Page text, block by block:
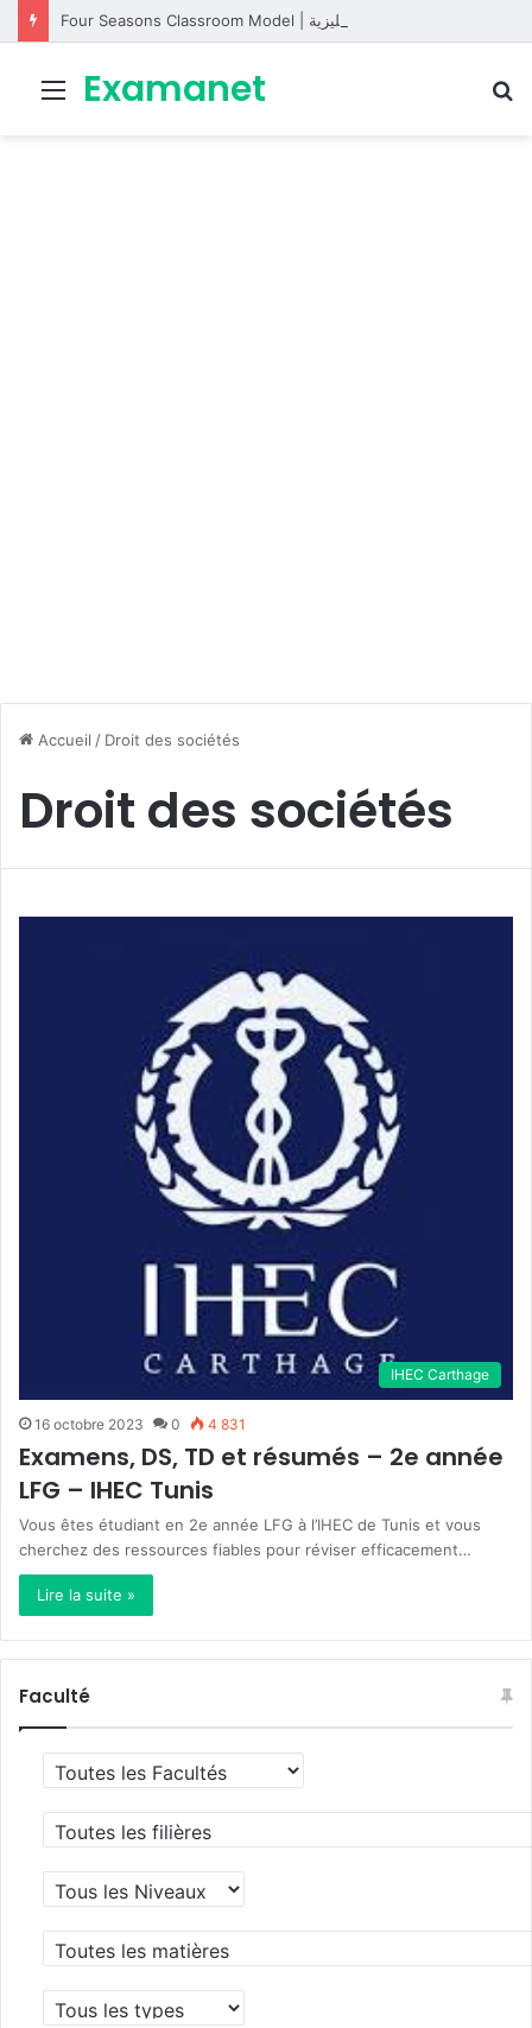
Menu
Examanet
Accueil / Droit des sociétés
Droit des sociétés
IHEC Carthage
16 octobre 2023 0 4 831
Examens, DS, TD et résumés – 2e année
LFG – IHEC Tunis
Vous êtes étudiant en 2e année LFG à l’IHEC de Tunis et vous
cherchez des ressources fiables pour réviser efficacement…
Lire la suite »
Faculté